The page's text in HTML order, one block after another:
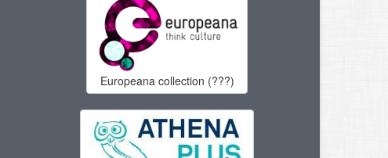
Europeana collection (???)